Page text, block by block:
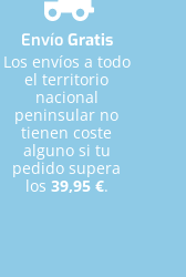
Envío Gratis
Los envíos a todo
el territorio
nacional
peninsular no
tienen coste
alguno si tu
pedido supera
los 39,95 €.